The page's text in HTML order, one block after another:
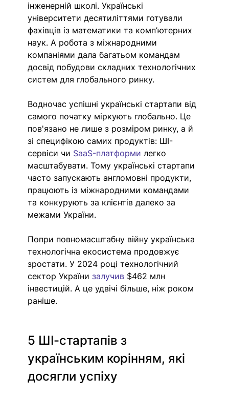
інженерній школі. Українські
університети десятиліттями готували
фахівців із математики та комп’ютерних
наук. А робота з міжнародними
компаніями дала багатьом командам
досвід побудови складних технологічних
систем для глобального ринку.
Водночас успішні українські стартапи від
самого початку міркують глобально. Це
пов'язано не лише з розміром ринку, а й
зі специфікою самих продуктів: ШI-
сервіси чи SaaS-платформи легко
масштабувати. Тому українські стартапи
часто запускають англомовні продукти,
працюють із міжнародними командами
та конкурують за клієнтів далеко за
межами України.
Попри повномасштабну війну українська
технологічна екосистема продовжує
зростати. У 2024 році технологічний
сектор України залучив $462 млн
інвестицій. А це удвічі більше, ніж роком
раніше.
5 ШІ-стартапів з
українським корінням, які
досягли успіху